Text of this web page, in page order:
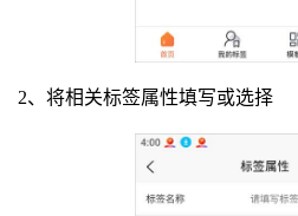
2、将相关标签属性填写或选择